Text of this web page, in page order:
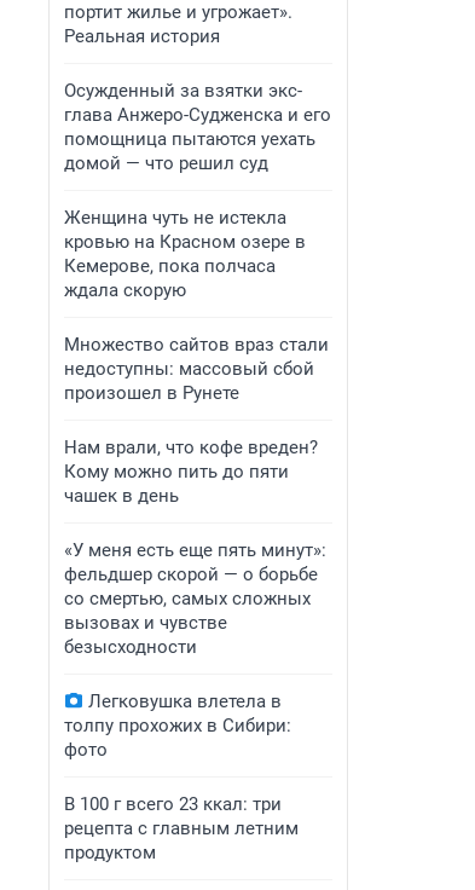
портит жилье и угрожает».
Реальная история
Осужденный за взятки экс-
глава Анжеро-Судженска и его
помощница пытаются уехать
домой — что решил суд
Женщина чуть не истекла
кровью на Красном озере в
Кемерове, пока полчаса
ждала скорую
Множество сайтов враз стали
недоступны: массовый сбой
произошел в Рунете
Нам врали, что кофе вреден?
Кому можно пить до пяти
чашек в день
«У меня есть еще пять минут»:
фельдшер скорой — о борьбе
со смертью, самых сложных
вызовах и чувстве
безысходности
Легковушка влетела в
толпу прохожих в Сибири:
фото
В 100 г всего 23 ккал: три
рецепта с главным летним
продуктом